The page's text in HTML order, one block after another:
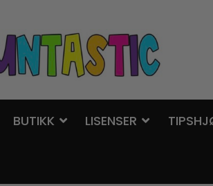
BUTIKK LISENSER